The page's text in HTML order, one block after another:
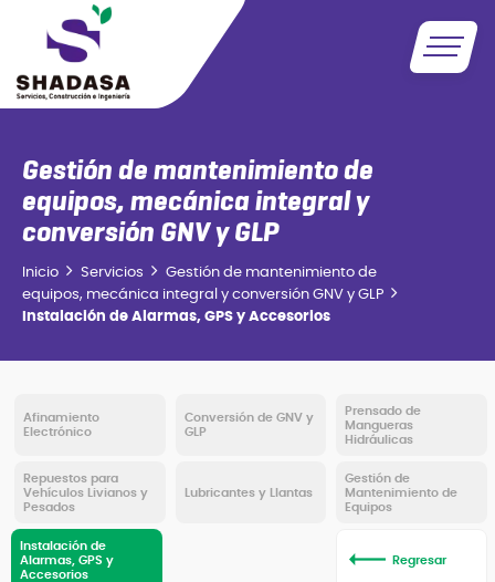
Gestión de mantenimiento de
equipos, mecánica integral y
conversión GNV y GLP
Inicio Servicios
Gestión de mantenimiento de
equipos, mecánica integral y conversión GNV y GLP
Instalación de Alarmas, GPS y Accesorios
Afinamiento
Electrónico
Conversión de GNV y
GLP
Prensado de
Mangueras
Hidráulicas
Repuestos para
Vehículos Livianos y
Pesados
Lubricantes y Llantas
Gestión de
Mantenimiento de
Equipos
Instalación de
Alarmas, GPS y
Accesorios
Regresar